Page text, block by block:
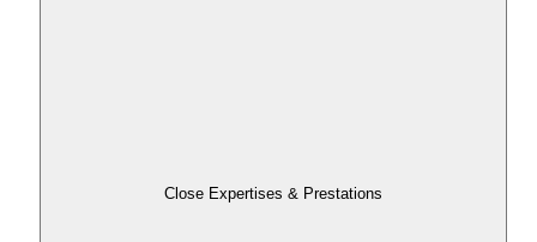
Close Expertises & Prestations